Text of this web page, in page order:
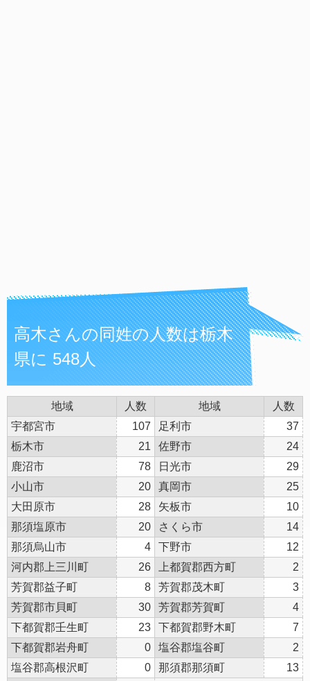
高木さんの同姓の人数は栃木
県に 548人
地域 人数 地域
人数
宇都宮市
107 足利市
37
栃木市
21 佐野市
24
鹿沼市
78 日光市
29
小山市
20 真岡市
25
大田原市
28 矢板市
10
那須塩原市
20 さくら市
14
那須烏山市
4 下野市
12
河内郡上三川町
26 上都賀郡西方町
2
芳賀郡益子町
8 芳賀郡茂木町
3
芳賀郡市貝町
30 芳賀郡芳賀町
4
下都賀郡壬生町
23 下都賀郡野木町
7
下都賀郡岩舟町
0 塩谷郡塩谷町
2
塩谷郡高根沢町
0 那須郡那須町 13